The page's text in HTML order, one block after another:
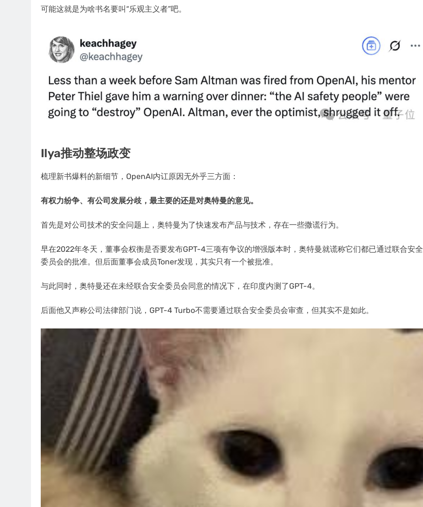
可能这就是为啥书名要叫“乐观主义者”吧。
Ilya推动整场政变
梳理新书爆料的新细节，OpenAI内讧原因无外乎三方面：
有权力纷争、有公司发展分歧，最主要的还是对奥特曼的意见。
首先是对公司技术的安全问题上，奥特曼为了快速发布产品与技术，存在一些撒谎行为。
早在2022年冬天，董事会权衡是否要发布GPT-4三项有争议的增强版本时，奥特曼就谎称它们都已通过联合安全
委员会的批准。但后面董事会成员Toner发现，其实只有一个被批准。
与此同时，奥特曼还在未经联合安全委员会同意的情况下，在印度内测了GPT-4。
后面他又声称公司法律部门说，GPT-4 Turbo不需要通过联合安全委员会审查，但其实不是如此。